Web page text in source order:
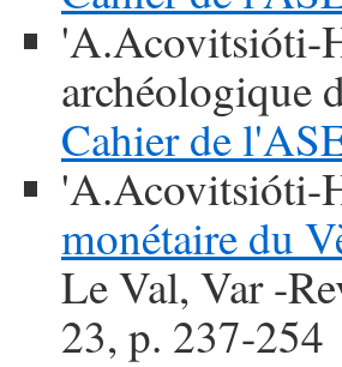
'A.Acovitsióti-
archéologique
Cahier de
'A.Acovitsióti-
monétaire du
Le Val, Var -
23, p. 237-254